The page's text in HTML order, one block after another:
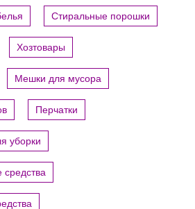
Стиральные порошки
Хозтовары
Мешки для мусора
Перчатки
уборки